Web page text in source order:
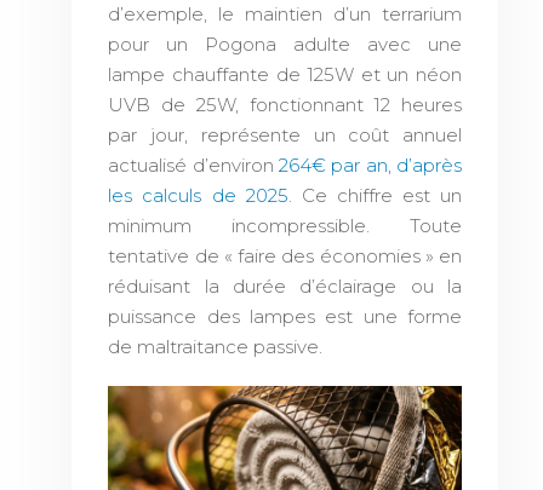
d’exemple, le maintien d’un terrarium
pour un Pogona adulte avec une
lampe chauffante de 125W et un néon
UVB de 25W, fonctionnant 12 heures
par jour, représente un coût annuel
actualisé d’environ264€ par an, d’après
les calculs de 2025. Ce chiffre est un
minimum incompressible. Toute
tentative de « faire des économies » en
réduisant la durée d’éclairage ou la
puissance des lampes est une forme
de maltraitance passive.